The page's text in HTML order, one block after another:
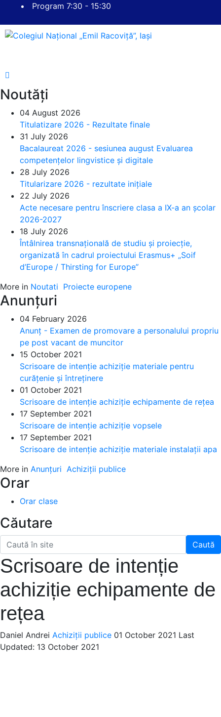
Program 7:30 - 15:30
Noutăți
04 August 2026
Titulatizare 2026 - Rezultate finale
31 July 2026
Bacalaureat 2026 - sesiunea august Evaluarea
competențelor lingvistice și digitale
28 July 2026
Titularizare 2026 - rezultate inițiale
22 July 2026
Acte necesare pentru înscriere clasa a IX-a an școlar
2026-2027
18 July 2026
Întâlnirea transnațională de studiu și proiecție,
organizată în cadrul proiectului Erasmus+ „Soif
d’Europe / Thirsting for Europe”
More in Noutati Proiecte europene
Anunțuri
04 February 2026
Anunț - Examen de promovare a personalului propriu
pe post vacant de muncitor
15 October 2021
Scrisoare de intenție achiziție materiale pentru
curățenie și întreținere
01 October 2021
Scrisoare de intenție achiziție echipamente de rețea
17 September 2021
Scrisoare de intenție achiziție vopsele
17 September 2021
Scrisoare de intenție achiziție materiale instalații apa
More in Anunțuri Achiziții publice
Orar
Orar clase
Căutare
Caută
Scrisoare de intenție
achiziție echipamente de
rețea
Daniel Andrei Achiziții publice 01 October 2021 Last
Updated: 13 October 2021